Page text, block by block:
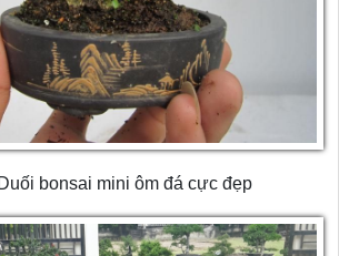
bonsai mini ôm đá cực đẹp